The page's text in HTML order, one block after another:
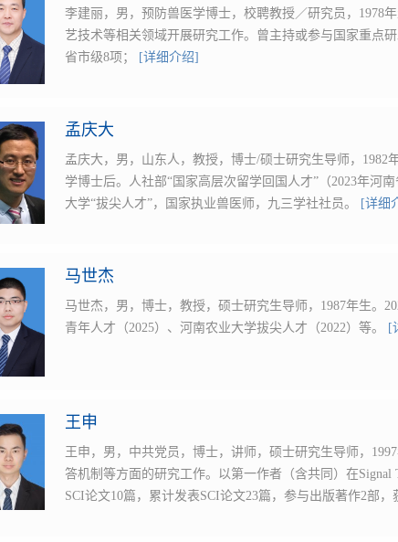
李建丽，男，预防兽医学博士，校聘教授／研究员，1978
艺技术等相关领域开展研究工作。曾主持或参与国家重点
省市级8项；
[详细介绍]
孟庆大
孟庆大，男，山东人，教授，博士/硕士研究生导师，1982
学博士后。人社部“国家高层次留学回国人才”（2023年河
大学“拔尖人才”，国家执业兽医师，九三学社社员。
[详细
马世杰
马世杰，男，博士，教授，硕士研究生导师，1987年生。
青年人才（2025）、河南农业大学拔尖人才（2022）等。
[
王申
王申，男，中共党员，博士，讲师，硕士研究生导师，
答机制等方面的研究工作。以第一作者（含共同）在Signal
SCI论文10篇，累计发表SCI论文23篇，参与出版著作2部，